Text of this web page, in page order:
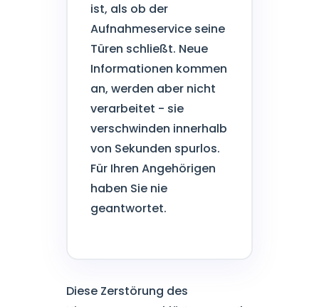
ist, als ob der
Aufnahmeservice seine
Türen schließt. Neue
Informationen kommen
an, werden aber nicht
verarbeitet - sie
verschwinden innerhalb
von Sekunden spurlos.
Für Ihren Angehörigen
haben Sie nie
geantwortet.
Diese Zerstörung des